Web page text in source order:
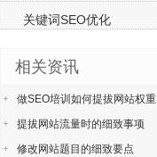
关键词SEO优化
相关资讯
做SEO培训如何提拔网站权重
提拔网站流量时的细致事项
修改网站题目的细致要点